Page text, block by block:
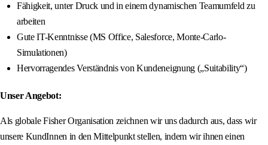
Fähigkeit, unter Druck und in einem dynamischen Teamumfeld zu
arbeiten
Gute IT-Kenntnisse (MS Office, Salesforce, Monte-Carlo-
Simulationen)
Hervorragendes Verständnis von Kundeneignung („Suitability“)
Unser Angebot:
Als globale Fisher Organisation zeichnen wir uns dadurch aus, dass wir
unsere KundInnen in den Mittelpunkt stellen, indem wir ihnen einen